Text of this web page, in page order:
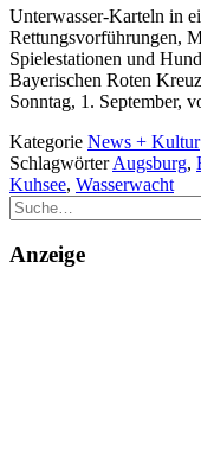
Unterwasser-Karteln in
Rettungsvorführungen,
Spielestationen und
Bayerischen Roten
Sonntag, 1. September,
Kategorie News + Kultur
SchlagwörterAugsburg,
Kuhsee, Wasserwacht
Suche
Anzeige